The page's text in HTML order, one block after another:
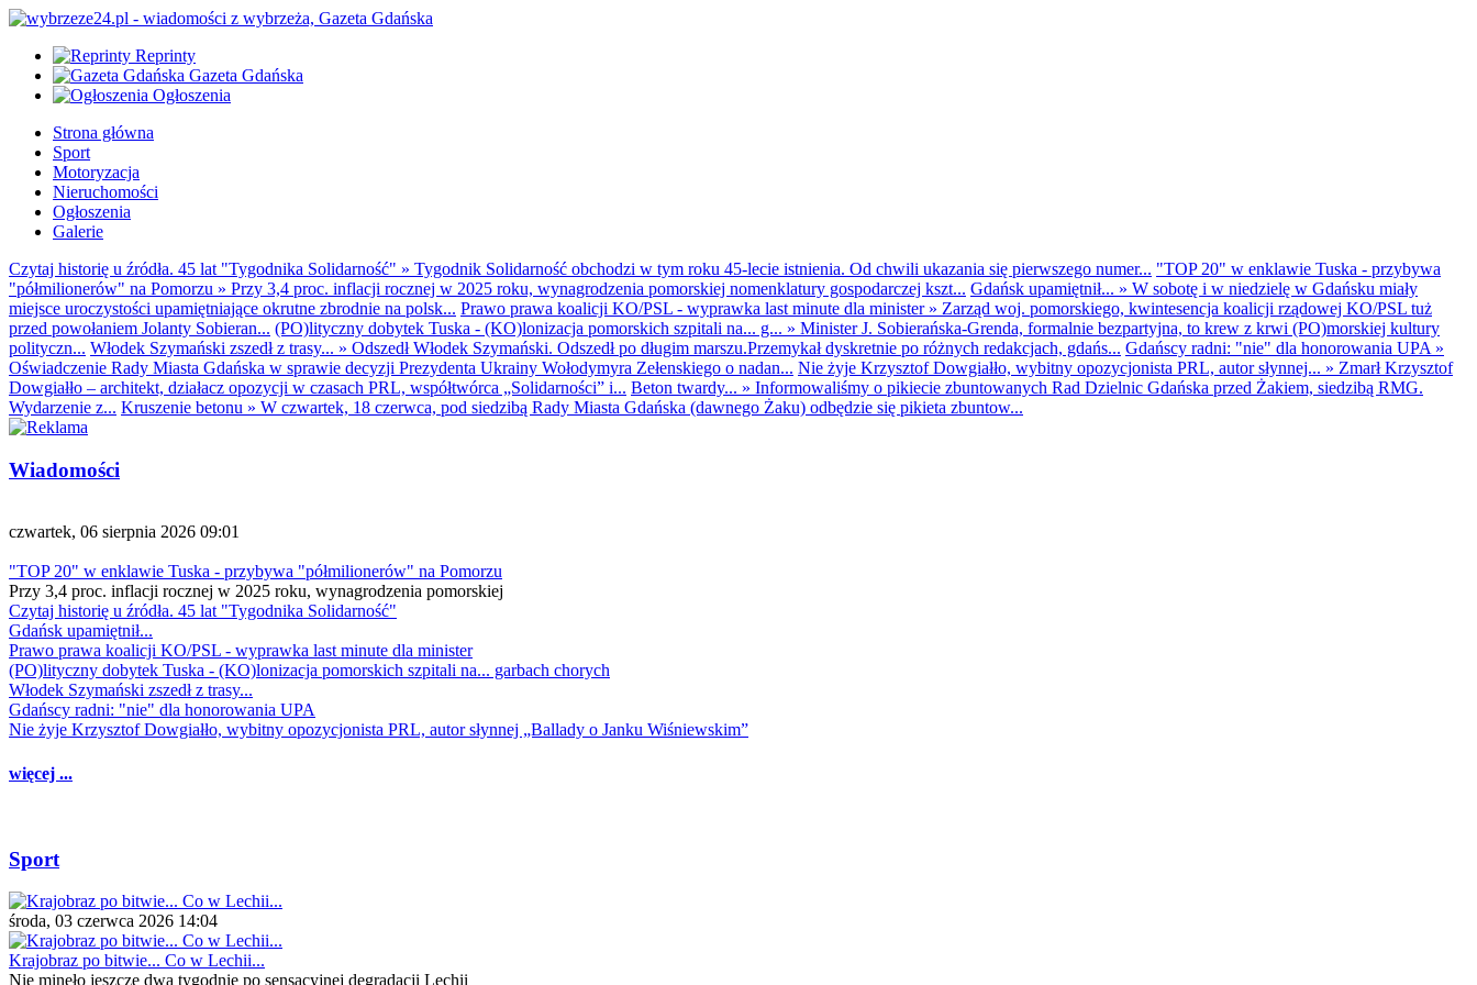
Reprinty
Gazeta Gdańska
Ogłoszenia
Strona główna
Sport
Motoryzacja
Nieruchomości
Ogłoszenia
Galerie
Czytaj historię u źródła. 45 lat "Tygodnika Solidarność" » Tygodnik Solidarność obchodzi w tym roku 45-lecie istnienia. Od chwili ukazania się pierwszego numer... "TOP 20" w enklawie Tuska - przybywa
"półmilionerów" na Pomorzu » Przy 3,4 proc. inflacji rocznej w 2025 roku, wynagrodzenia pomorskiej nomenklatury gospodarczej kszt... Gdańsk upamiętnił... » W sobotę i w niedzielę w Gdańsku miały
miejsce uroczystości upamiętniające okrutne zbrodnie na polsk... Prawo prawa koalicji KO/PSL - wyprawka last minute dla minister» Zarząd woj. pomorskiego, kwintesencja koalicji rządowej KO/PSL tuż
przed powołaniem Jolanty Sobieran... (PO)lityczny dobytek Tuska - (KO)lonizacja pomorskich szpitali na... g... » Minister J. Sobierańska-Grenda, formalnie bezpartyjna, to krew z krwi (PO)morskiej kultury
polityczn... Włodek Szymański zszedł z trasy... » Odszedł Włodek Szymański. Odszedł po długim marszu.Przemykał dyskretnie po różnych redakcjach, gdańs... Gdańscy radni: "nie" dla honorowania UPA »
Oświadczenie Rady Miasta Gdańska w sprawie decyzji Prezydenta Ukrainy Wołodymyra Zełenskiego o nadan... Nie żyje Krzysztof Dowgiałło, wybitny opozycjonista PRL, autor słynnej... » Zmarł Krzysztof
Dowgiałło – architekt, działacz opozycji w czasach PRL, współtwórca „Solidarności” i... Beton twardy... » Informowaliśmy o pikiecie zbuntowanych Rad Dzielnic Gdańska przed Żakiem, siedzibą RMG.
Wydarzenie z... Kruszenie betonu » W czwartek, 18 czerwca, pod siedzibą Rady Miasta Gdańska (dawnego Żaku) odbędzie się pikieta zbuntow...
Wiadomości
czwartek, 06 sierpnia 2026 09:01
"TOP 20" w enklawie Tuska - przybywa "półmilionerów" na Pomorzu
Przy 3,4 proc. inflacji rocznej w 2025 roku, wynagrodzenia pomorskiej
Czytaj historię u źródła. 45 lat "Tygodnika Solidarność"
Gdańsk upamiętnił...
Prawo prawa koalicji KO/PSL - wyprawka last minute dla minister
(PO)lityczny dobytek Tuska - (KO)lonizacja pomorskich szpitali na... garbach chorych
Włodek Szymański zszedł z trasy...
Gdańscy radni: "nie" dla honorowania UPA
Nie żyje Krzysztof Dowgiałło, wybitny opozycjonista PRL, autor słynnej „Ballady o Janku Wiśniewskim”
więcej ...
Sport
środa, 03 czerwca 2026 14:04
Krajobraz po bitwie... Co w Lechii...
Nie minęło jeszcze dwa tygodnie po sensacyjnej degradacji Lechii